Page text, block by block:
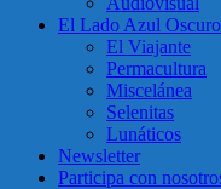
El Lado Azul Oscuro
El Viajante
Permacultura
Miscelánea
Selenitas
Lunáticos
Newsletter
Participa con